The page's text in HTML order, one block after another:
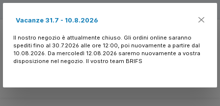
Vacanze 31.7 - 10.8.2026
Il nostro negozio è attualmente chiuso. Gli ordini online saranno
spediti fino al 30.7.2026 alle ore 12:00, poi nuovamente a partire dal
10.08.2026. Da mercoledì 12.08.2026 saremo nuovamente a vostra
disposizione nel negozio. Il vostro team BRIFS